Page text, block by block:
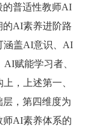
的普适性教师AI
的AI素养进阶路
涵盖AI意识、AI
赋能学习者、
，上述第一、
，第四维度为
师AI素养体系的